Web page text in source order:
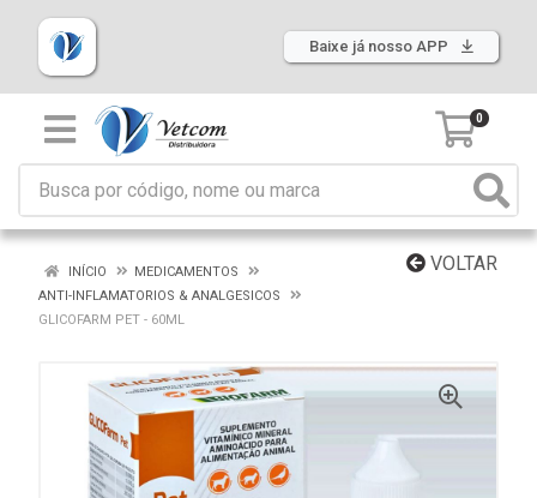
Baixe já nosso APP
0
VOLTAR
INÍCIO
MEDICAMENTOS
ANTI-INFLAMATORIOS & ANALGESICOS
GLICOFARM PET - 60ML